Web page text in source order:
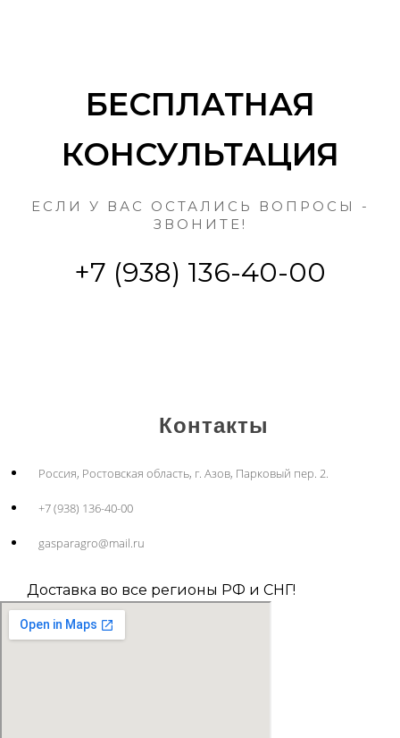
БЕСПЛАТНАЯ
КОНСУЛЬТАЦИЯ
ЕСЛИ У ВАС ОСТАЛИСЬ ВОПРОСЫ -
ЗВОНИТЕ!
+7 (938) 136-40-00
Контакты
Россия, Ростовская область, г. Азов, Парковый пер. 2.
+7 (938) 136-40-00
gasparagro@mail.ru
Доставка во все регионы РФ и СНГ!